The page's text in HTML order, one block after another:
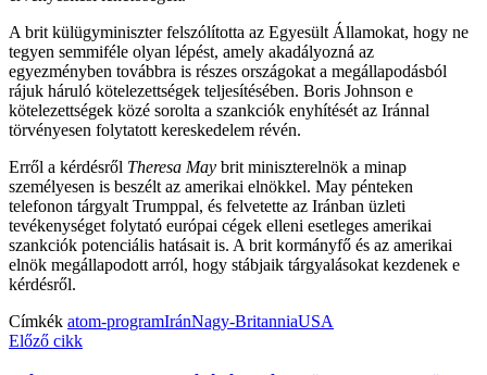
A brit külügyminiszter felszólította az Egyesült Államokat, hogy ne
tegyen semmiféle olyan lépést, amely akadályozná az
egyezményben továbbra is részes országokat a megállapodásból
rájuk háruló kötelezettségek teljesítésében. Boris Johnson e
kötelezettségek közé sorolta a szankciók enyhítését az Iránnal
törvényesen folytatott kereskedelem révén.
Erről a kérdésről Theresa May brit miniszterelnök a minap
személyesen is beszélt az amerikai elnökkel. May pénteken
telefonon tárgyalt Trumppal, és felvetette az Iránban üzleti
tevékenységet folytató európai cégek elleni esetleges amerikai
szankciók potenciális hatásait is. A brit kormányfő és az amerikai
elnök megállapodott arról, hogy stábjaik tárgyalásokat kezdenek e
kérdésről.
Címkék atom-programIránNagy-BritanniaUSA
Előző cikk